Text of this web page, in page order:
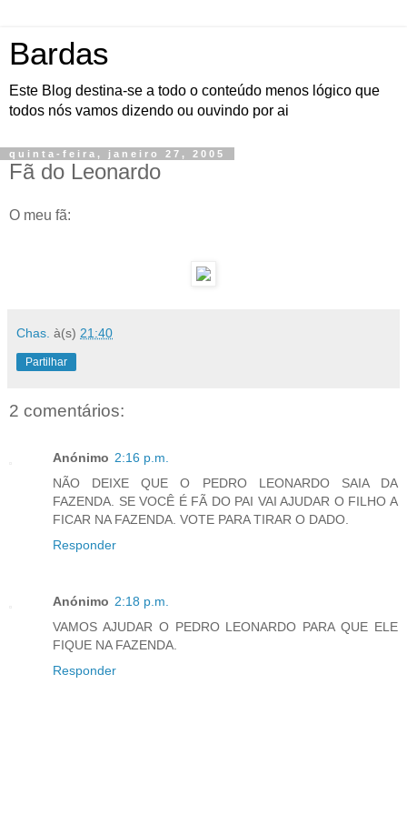
Bardas
Este Blog destina-se a todo o conteúdo menos lógico que
todos nós vamos dizendo ou ouvindo por ai
quinta-feira, janeiro 27, 2005
Fã do Leonardo
O meu fã:
Chas. à(s) 21:40
Partilhar
2 comentários:
Anónimo 2:16 p.m.
NÃO DEIXE QUE O PEDRO LEONARDO SAIA DA
FAZENDA. SE VOCÊ É FÃ DO PAI VAI AJUDAR O FILHO A
FICAR NA FAZENDA. VOTE PARA TIRAR O DADO.
Responder
Anónimo 2:18 p.m.
VAMOS AJUDAR O PEDRO LEONARDO PARA QUE ELE
FIQUE NA FAZENDA.
Responder